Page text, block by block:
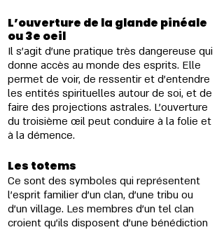
L’ouverture de la glande pinéale
ou 3e oeil
Il s'agit d'une pratique très dangereuse qui
donne accès au monde des esprits. Elle
permet de voir, de ressentir et d'entendre
les entités spirituelles autour de soi, et de
faire des projections astrales. L'ouverture
du troisième œil peut conduire à la folie et
à la démence.
Les totems
Ce sont des symboles qui représentent
l'esprit familier d'un clan, d'une tribu ou
d'un village. Les membres d'un tel clan
croient qu'ils disposent d'une bénédiction